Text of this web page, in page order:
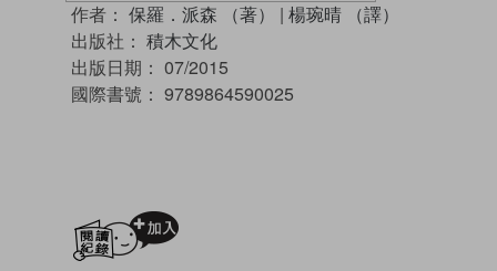
作者： 保羅．派森 （著） | 楊琬晴 （譯）
出版社： 積木文化
出版日期： 07/2015
國際書號： 9789864590025